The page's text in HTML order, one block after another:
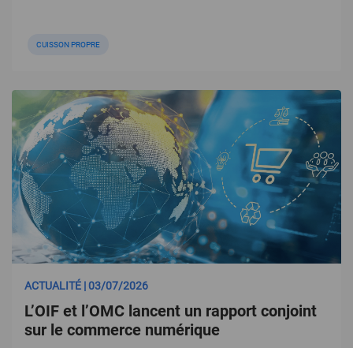
CUISSON PROPRE
ACTUALITÉ | 03/07/2026
L’OIF et l’OMC lancent un rapport conjoint
sur le commerce numérique